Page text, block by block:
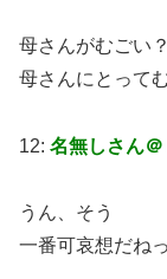
母さんがむごい？
母さんにとって
12: 名無しさん＠
うん、そう
一番可哀想だね